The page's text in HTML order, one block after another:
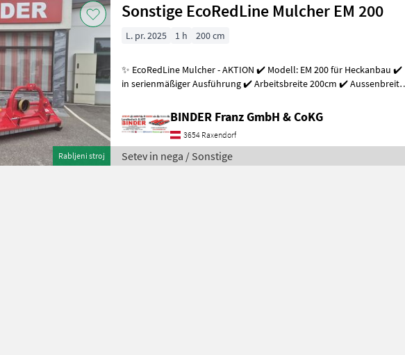
Rabljeni stroj
Sonstige EcoRedLine Mulcher EM 200
L. pr. 2025 1 h 200 cm
✨ EcoRedLine Mulcher - AKTION ✔️ Modell: EM 200 für Heckanbau ✔️
in serienmäßiger Ausführung ✔️ Arbeitsbreite 200cm ✔️ Aussenbreite
BINDER Franz GmbH & CoKG
3654 Raxendorf
Setev in nega / Sonstige